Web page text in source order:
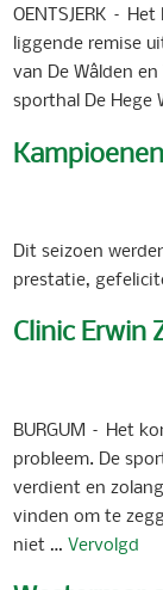
OENTSJERK –
liggende remise
van De Wâlden
sporthal De Hege
Dit seizoen
prestatie,
Clinic Erwin
BURGUM – Het
probleem. De
verdient en
vinden om te
niet …Vervolgd